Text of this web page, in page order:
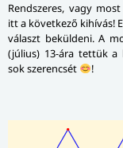
Rendszeres, vagy
itt a következő kihívás!
választ beküldeni. A
(július) 13-ára tettük a
sok szerencsét
!